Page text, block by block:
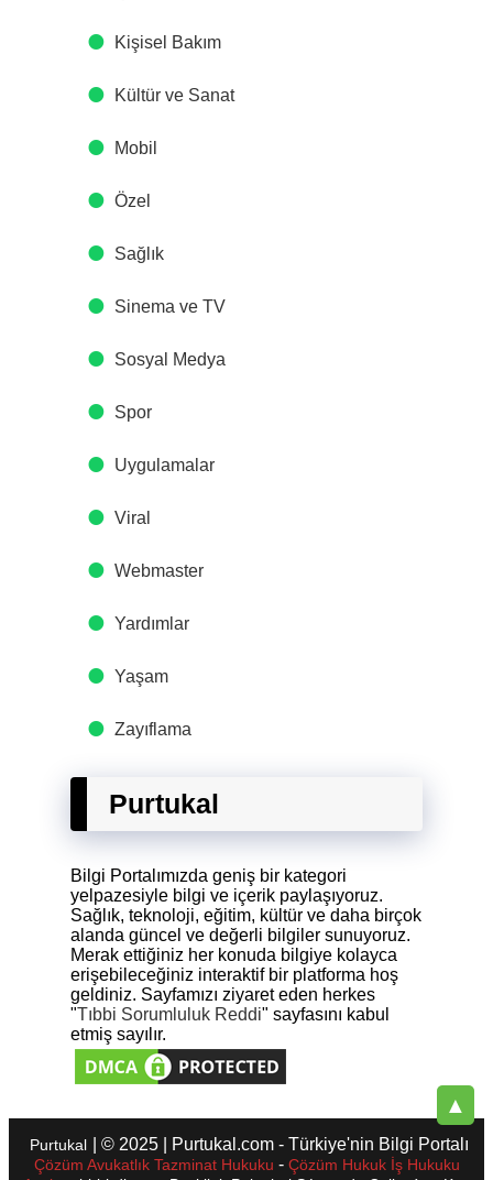
Kişisel Bakım
Kültür ve Sanat
Mobil
Özel
Sağlık
Sinema ve TV
Sosyal Medya
Spor
Uygulamalar
Viral
Webmaster
Yardımlar
Yaşam
Zayıflama
Purtukal
Bilgi Portalımızda geniş bir kategori
yelpazesiyle bilgi ve içerik paylaşıyoruz.
Sağlık, teknoloji, eğitim, kültür ve daha birçok
alanda güncel ve değerli bilgiler sunuyoruz.
Merak ettiğiniz her konuda bilgiye kolayca
erişebileceğiniz interaktif bir platforma hoş
geldiniz. Sayfamızı ziyaret eden herkes
"Tıbbi Sorumluluk Reddi" sayfasını kabul
etmiş sayılır.
▲
Purtukal | © 2025 | Purtukal.com - Türkiye'nin Bilgi Portalı
Çözüm Avukatlık Tazminat Hukuku - Çözüm Hukuk İş Hukuku